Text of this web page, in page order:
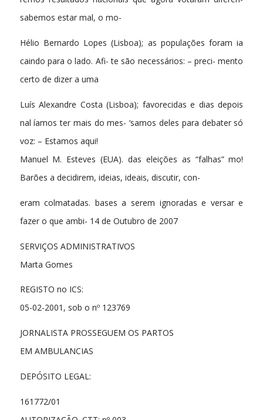
sabemos estar mal, o mo-
Hélio Bernardo Lopes (Lisboa); as populações foram ia
caindo para o lado. Afi- te são necessários: – preci- mento
certo de dizer a uma
Luís Alexandre Costa (Lisboa); favorecidas e dias depois
nal íamos ter mais do mes- ‘samos deles para debater só
voz: – Estamos aqui!
Manuel M. Esteves (EUA). das eleições as “falhas” mo!
Barões a decidirem, ideias, ideais, discutir, con-
eram colmatadas. bases a serem ignoradas e versar e
fazer o que ambi- 14 de Outubro de 2007
SERVIÇOS ADMINISTRATIVOS
Marta Gomes
REGISTO no ICS:
05-02-2001, sob o nº 123769
JORNALISTA PROSSEGUEM OS PARTOS
EM AMBULANCIAS
DEPÓSITO LEGAL:
161772/01